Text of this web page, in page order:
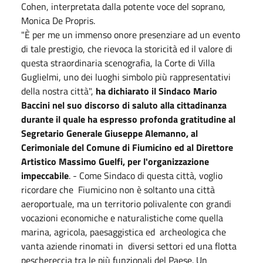
Cohen, interpretata dalla potente voce del soprano,
Monica De Propris.
"È per me un immenso onore presenziare ad un evento
di tale prestigio, che rievoca la storicità ed il valore di
questa straordinaria scenografia, la Corte di Villa
Guglielmi, uno dei luoghi simbolo più rappresentativi
della nostra città", ha dichiarato il Sindaco Mario
Baccini nel suo discorso di saluto alla cittadinanza
durante il quale ha espresso profonda gratitudine al
Segretario Generale Giuseppe Alemanno, al
Cerimoniale del Comune di Fiumicino ed al Direttore
Artistico Massimo Guelfi, per l'organizzazione
impeccabile. - Come Sindaco di questa città, voglio
ricordare che Fiumicino non è soltanto una città
aeroportuale, ma un territorio polivalente con grandi
vocazioni economiche e naturalistiche come quella
marina, agricola, paesaggistica ed archeologica che
vanta aziende rinomati in diversi settori ed una flotta
peschereccia tra le più funzionali del Paese. Un